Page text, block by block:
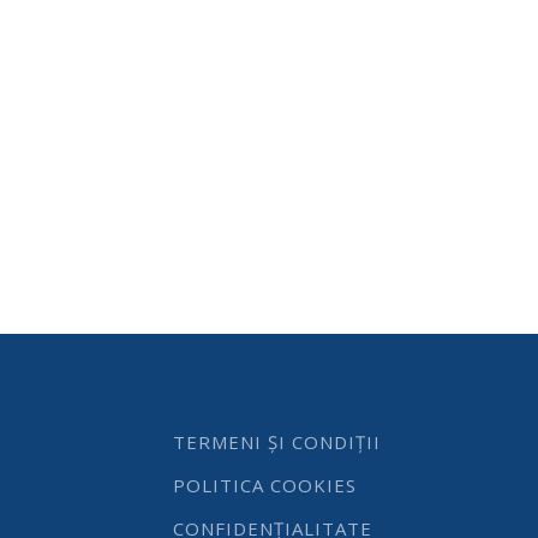
TERMENI ȘI CONDIȚII
POLITICA COOKIES
CONFIDENȚIALITATE